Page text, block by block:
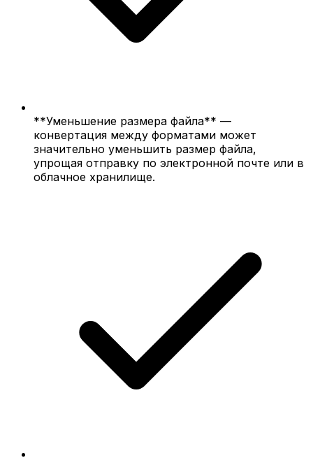
**Уменьшение размера файла** —
конвертация между форматами может
значительно уменьшить размер файла,
упрощая отправку по электронной почте или в
облачное хранилище.